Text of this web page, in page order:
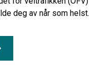
deg av når som helst.